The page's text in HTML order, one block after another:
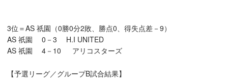
3位＝AS 祇園（0勝0分2敗、勝点0、得失点差－9）
AS 祇園 0－3 H.I UNITED
AS 祇園 4－10 アリコスターズ
【予選リーグ／グループB試合結果】